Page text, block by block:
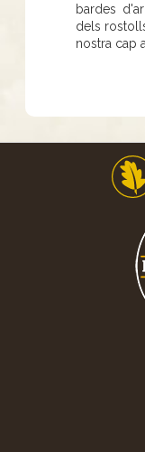
bardes
dels
nostra cap